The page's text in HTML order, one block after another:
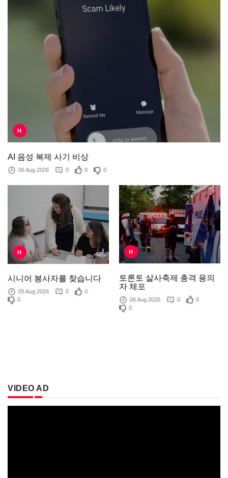
H
AI 음성 복제 사기 비상
06 Aug 2026 0 0 0
H
시니어 봉사자를 찾습니다
05 Aug 2026 0
0
0
H
토론토 살사축제 총격 용의
자 체포
06 Aug 2026 0
0
0
VIDEO AD